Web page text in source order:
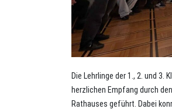
Die Lehrlinge der 1., 2. und 3.
herzlichen Empfang durch
Rathauses geführt. Dabei